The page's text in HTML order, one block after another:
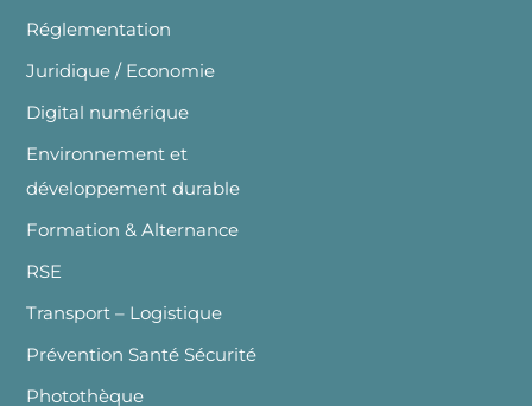
Réglementation
Juridique / Economie
Digital numérique
Environnement et
développement durable
Formation & Alternance
RSE
Transport – Logistique
Prévention Santé Sécurité
Photothèque